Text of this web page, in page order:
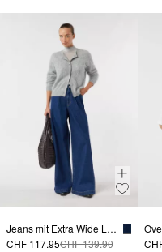
Jeans mit Extra Wide Leg und Bundfalten
CHF 117.95CHF 139.90